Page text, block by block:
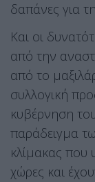
δαπάνες για
Και οι
από την
από το
συλλογική
κυβέρνηση
παράδειγμα
κλίμακας που
χώρες και